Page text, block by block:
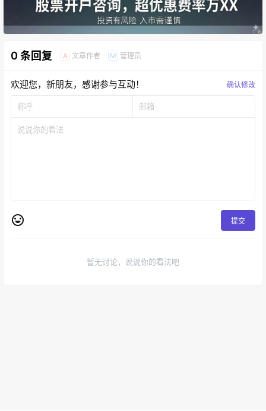
0 条回复 A 文章作者 M 管理员
欢迎您，新朋友，感谢参与互动！ 确认修改
提交
暂无讨论，说说你的看法吧